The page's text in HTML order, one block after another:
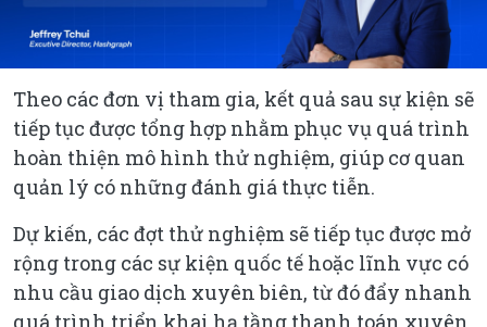
Theo các đơn vị tham gia, kết quả sau sự kiện sẽ
tiếp tục được tổng hợp nhằm phục vụ quá trình
hoàn thiện mô hình thử nghiệm, giúp cơ quan
quản lý có những đánh giá thực tiễn.
Dự kiến, các đợt thử nghiệm sẽ tiếp tục được mở
rộng trong các sự kiện quốc tế hoặc lĩnh vực có
nhu cầu giao dịch xuyên biên, từ đó đẩy nhanh